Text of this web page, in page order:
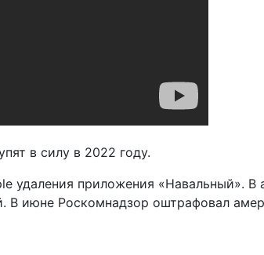
в силу в 2022 году.
удаления приложения «Навальный».
июне Роскомнадзор оштрафовал